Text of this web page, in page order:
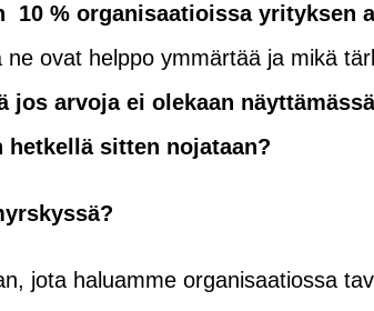
10 % organisaatioissa yrityksen
ne ovat helppo ymmärtää ja mikä
jos arvoja ei olekaan
sitten nojataan?
jota haluamme organisaatiossa